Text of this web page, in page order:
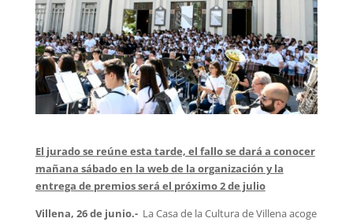
El jurado se reúne esta tarde, el fallo se dará a conocer
mañana sábado en la web de la organización y la
entrega de premios será el próximo 2 de julio
Villena, 26 de junio.- La Casa de la Cultura de Villena acoge